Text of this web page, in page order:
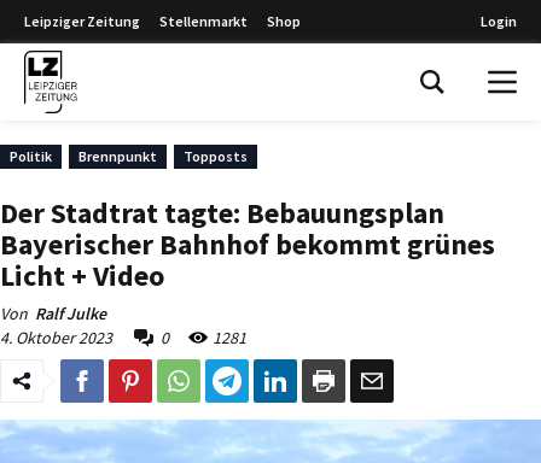
Leipziger Zeitung Stellenmarkt Shop Login
Politik Brennpunkt Topposts
Der Stadtrat tagte: Bebauungsplan
Bayerischer Bahnhof bekommt grünes
Licht + Video
Von Ralf Julke
4. Oktober 2023
0 1281